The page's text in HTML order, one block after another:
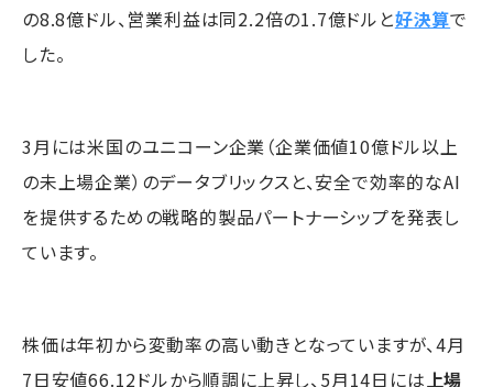
の8.8億ドル、営業利益は同2.2倍の1.7億ドルと好決算で
した。
3月には米国のユニコーン企業（企業価値10億ドル以上
の未上場企業）のデータブリックスと、安全で効率的なAI
を提供するための戦略的製品パートナーシップを発表し
ています。
株価は年初から変動率の高い動きとなっていますが、4月
7日安値66.12ドルから順調に上昇し、5月14日には上場